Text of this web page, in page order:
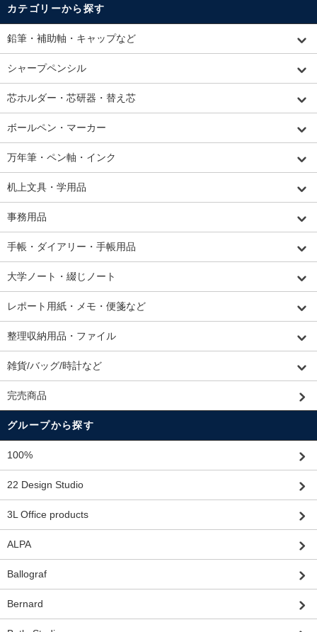
カテゴリーから探す
鉛筆・補助軸・キャップなど
シャープペンシル
芯ホルダー・芯研器・替え芯
ボールペン・マーカー
万年筆・ペン軸・インク
机上文具・学用品
事務用品
手帳・ダイアリー・手帳用品
大学ノート・綴じノート
レポート用紙・メモ・便箋など
整理収納用品・ファイル
雑貨/バッグ/時計など
完売商品
グループから探す
100%
22 Design Studio
3L Office products
ALPA
Ballograf
Bernard